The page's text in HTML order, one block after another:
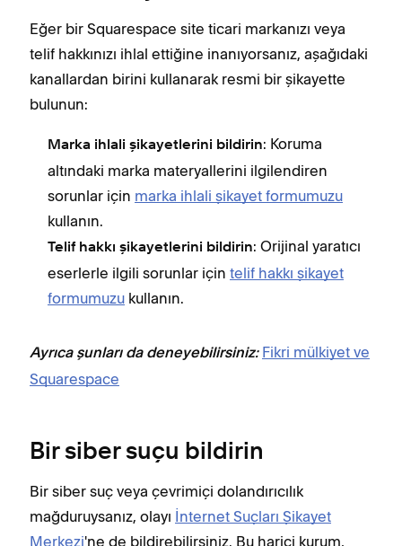
Eğer bir Squarespace site ticari markanızı veya
telif hakkınızı ihlal ettiğine inanıyorsanız, aşağıdaki
kanallardan birini kullanarak resmi bir şikayette
bulunun:
Marka ihlali şikayetlerini bildirin: Koruma
altındaki marka materyallerini ilgilendiren
sorunlar için marka ihlali şikayet formumuzu
kullanın.
Telif hakkı şikayetlerini bildirin: Orijinal yaratıcı
eserlerle ilgili sorunlar için telif hakkı şikayet
formumuzu kullanın.
Ayrıca şunları da deneyebilirsiniz: Fikri mülkiyet ve
Squarespace
Bir siber suçu bildirin
Bir siber suç veya çevrimiçi dolandırıcılık
mağduruysanız, olayı İnternet Suçları Şikayet
Merkezi'ne de bildirebilirsiniz. Bu harici kurum,